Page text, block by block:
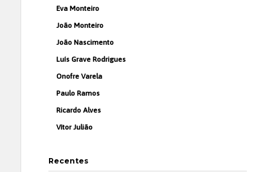
Eva Monteiro
João Monteiro
João Nascimento
Luís Grave Rodrigues
Onofre Varela
Paulo Ramos
Ricardo Alves
Vítor Julião
Recentes